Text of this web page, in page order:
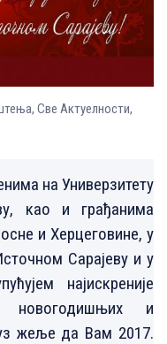
, Све Aктуелности,
на Универзитету
као и грађанима
и Херцеговине, у
Сарајеву и у
најискреније
новогодишњих и
жеље да Вам 2017.